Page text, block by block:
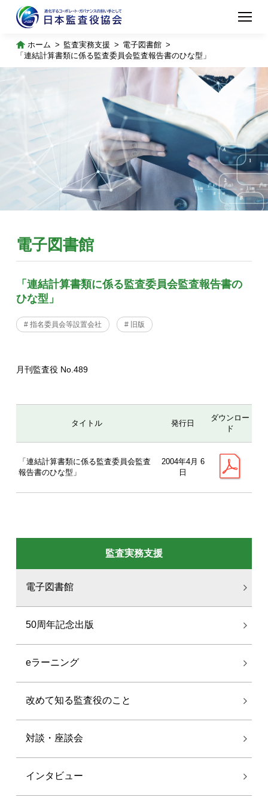
ホーム 監査実務支援
電子図書館
「連結計算書類に係る監査委員会監査報告書のひな型」
監査実務支援
電子図書館
50周年記念出版
eラーニング
改めて知る監査役のこと
対談・座談会
インタビュー
電子図書館
「連結計算書類に係る監査委員会監査報告書の
ひな型」
# 指名委員会等設置会社 # 旧版
月刊監査役 No.489
タイトル 発行日
ダウンロー
ド
「連結計算書類に係る監査委員会監査
報告書のひな型」
2004年4月 6
日